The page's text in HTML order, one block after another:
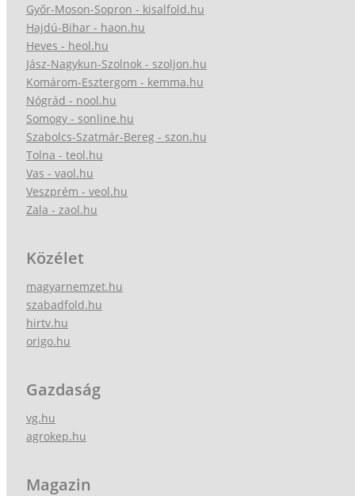
Győr-Moson-Sopron - kisalfold.hu
Hajdú-Bihar - haon.hu
Heves - heol.hu
Jász-Nagykun-Szolnok - szoljon.hu
Komárom-Esztergom - kemma.hu
Nógrád - nool.hu
Somogy - sonline.hu
Szabolcs-Szatmár-Bereg - szon.hu
Tolna - teol.hu
Vas - vaol.hu
Veszprém - veol.hu
Zala - zaol.hu
Közélet
magyarnemzet.hu
szabadfold.hu
hirtv.hu
origo.hu
Gazdaság
vg.hu
agrokep.hu
Magazin